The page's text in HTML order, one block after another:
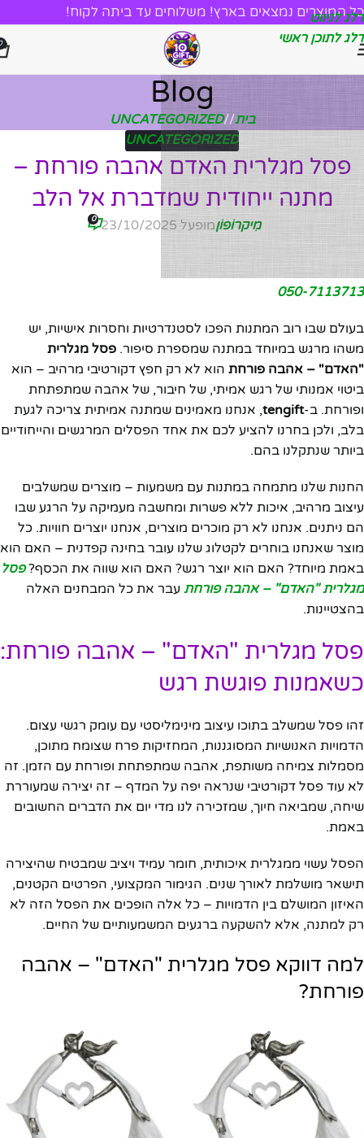
דלג לניווט
דלג לתוכן ראשי
כל המוצרים נמצאים בארץ! משלוחים עד ביתה לקוח!
Blog
בית/
UNCATEGORIZED
UNCATEGORIZED
פסל מגלרית האדם אהבה פורחת –
מתנה ייחודית שמדברת אל הלב
מִיקרוֹפוֹןמופעל 23/10/2025 0
050-7113713
בעולם שבו רוב המתנות הפכו לסטנדרטיות וחסרות אישיות, יש
משהו מרגש במיוחד במתנה שמספרת סיפור. פסל מגלרית
"האדם" – אהבה פורחת הוא לא רק חפץ דקורטיבי מרהיב – הוא
ביטוי אמנותי של רגש אמיתי, של חיבור, של אהבה שמתפתחת
ופורחת. ב-tengift, אנחנו מאמינים שמתנה אמיתית צריכה לגעת
בלב, ולכן בחרנו להציע לכם את אחד הפסלים המרגשים והייחודיים
ביותר שנתקלנו בהם.
החנות שלנו מתמחה במתנות עם משמעות – מוצרים שמשלבים
עיצוב מרהיב, איכות ללא פשרות ומחשבה מעמיקה על הרגע שבו
הם ניתנים. אנחנו לא רק מוכרים מוצרים, אנחנו יוצרים חוויות. כל
מוצר שאנחנו בוחרים לקטלוג שלנו עובר בחינה קפדנית – האם הוא
באמת מיוחד? האם הוא יוצר רגש? האם הוא שווה את הכסף?פסל
מגלרית "האדם" – אהבה פורחת עבר את כל המבחנים האלה
בהצטיינות.
פסל מגלרית "האדם" – אהבה פורחת:
כשאמנות פוגשת רגש
זהו פסל שמשלב בתוכו עיצוב מינימליסטי עם עומק רגשי עצום.
הדמויות האנושיות המסוגננות, המחזיקות פרח שצומח מתוכן,
מסמלות צמיחה משותפת, אהבה שמתפתחת ופורחת עם הזמן. זה
לא עוד פסל דקורטיבי שנראה יפה על המדף – זה יצירה שמעוררת
שיחה, שמביאה חיוך, שמזכירה לנו מדי יום את הדברים החשובים
באמת.
הפסל עשוי ממגלרית איכותית, חומר עמיד ויציב שמבטיח שהיצירה
תישאר מושלמת לאורך שנים. הגימור המקצועי, הפרטים הקטנים,
האיזון המושלם בין הדמויות – כל אלה הופכים את הפסל הזה לא
רק למתנה, אלא להשקעה ברגעים המשמעותיים של החיים.
למה דווקא פסל מגלרית "האדם" – אהבה
פורחת?